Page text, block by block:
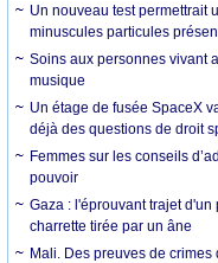
Un nouveau test permettrait
minuscules particules
Soins aux personnes vivant
musique
Un étage de fusée SpaceX
déjà des questions de droit
Femmes sur les conseils
pouvoir
Gaza : l'éprouvant trajet
charrette tirée par un âne
Mali. Des preuves de